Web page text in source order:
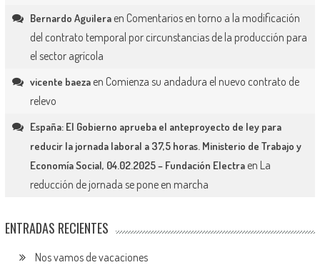
Bernardo Aguileraen Comentarios en torno a la modificación
del contrato temporal por circunstancias de la producción para
el sector agrícola
vicente baezaen Comienza su andadura el nuevo contrato de
relevo
España: El Gobierno aprueba el anteproyecto de ley para
reducir la jornada laboral a 37,5 horas. Ministerio de Trabajo y
Economía Social, 04.02.2025 – Fundación Electraen La
reducción de jornada se pone en marcha
ENTRADAS RECIENTES
Nos vamos de vacaciones